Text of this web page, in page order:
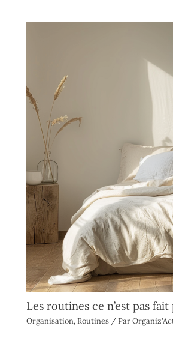
Les routines ce n’est pas
Organisation,Routines / Par